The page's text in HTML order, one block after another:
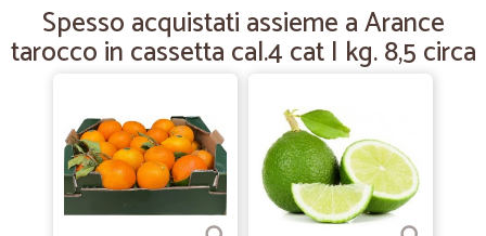
Servizio eccellente ed impeccabile…
Servizio eccellente ed impeccabile professionale sotto tutti i punti di
04/02/2020
Carlo M.
Spesso acquistati assieme a Arance
tarocco in cassetta cal.4 cat I kg. 8,5 circa